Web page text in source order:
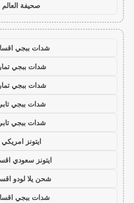
صحيفة العالم
شدات ببجي
شدات ببجي
شدات ببجي
شدات ببجي
شدات ببجي
ايتونز امريكي
ايتونز سعودي
شحن يلا لودو
شدات ببجي